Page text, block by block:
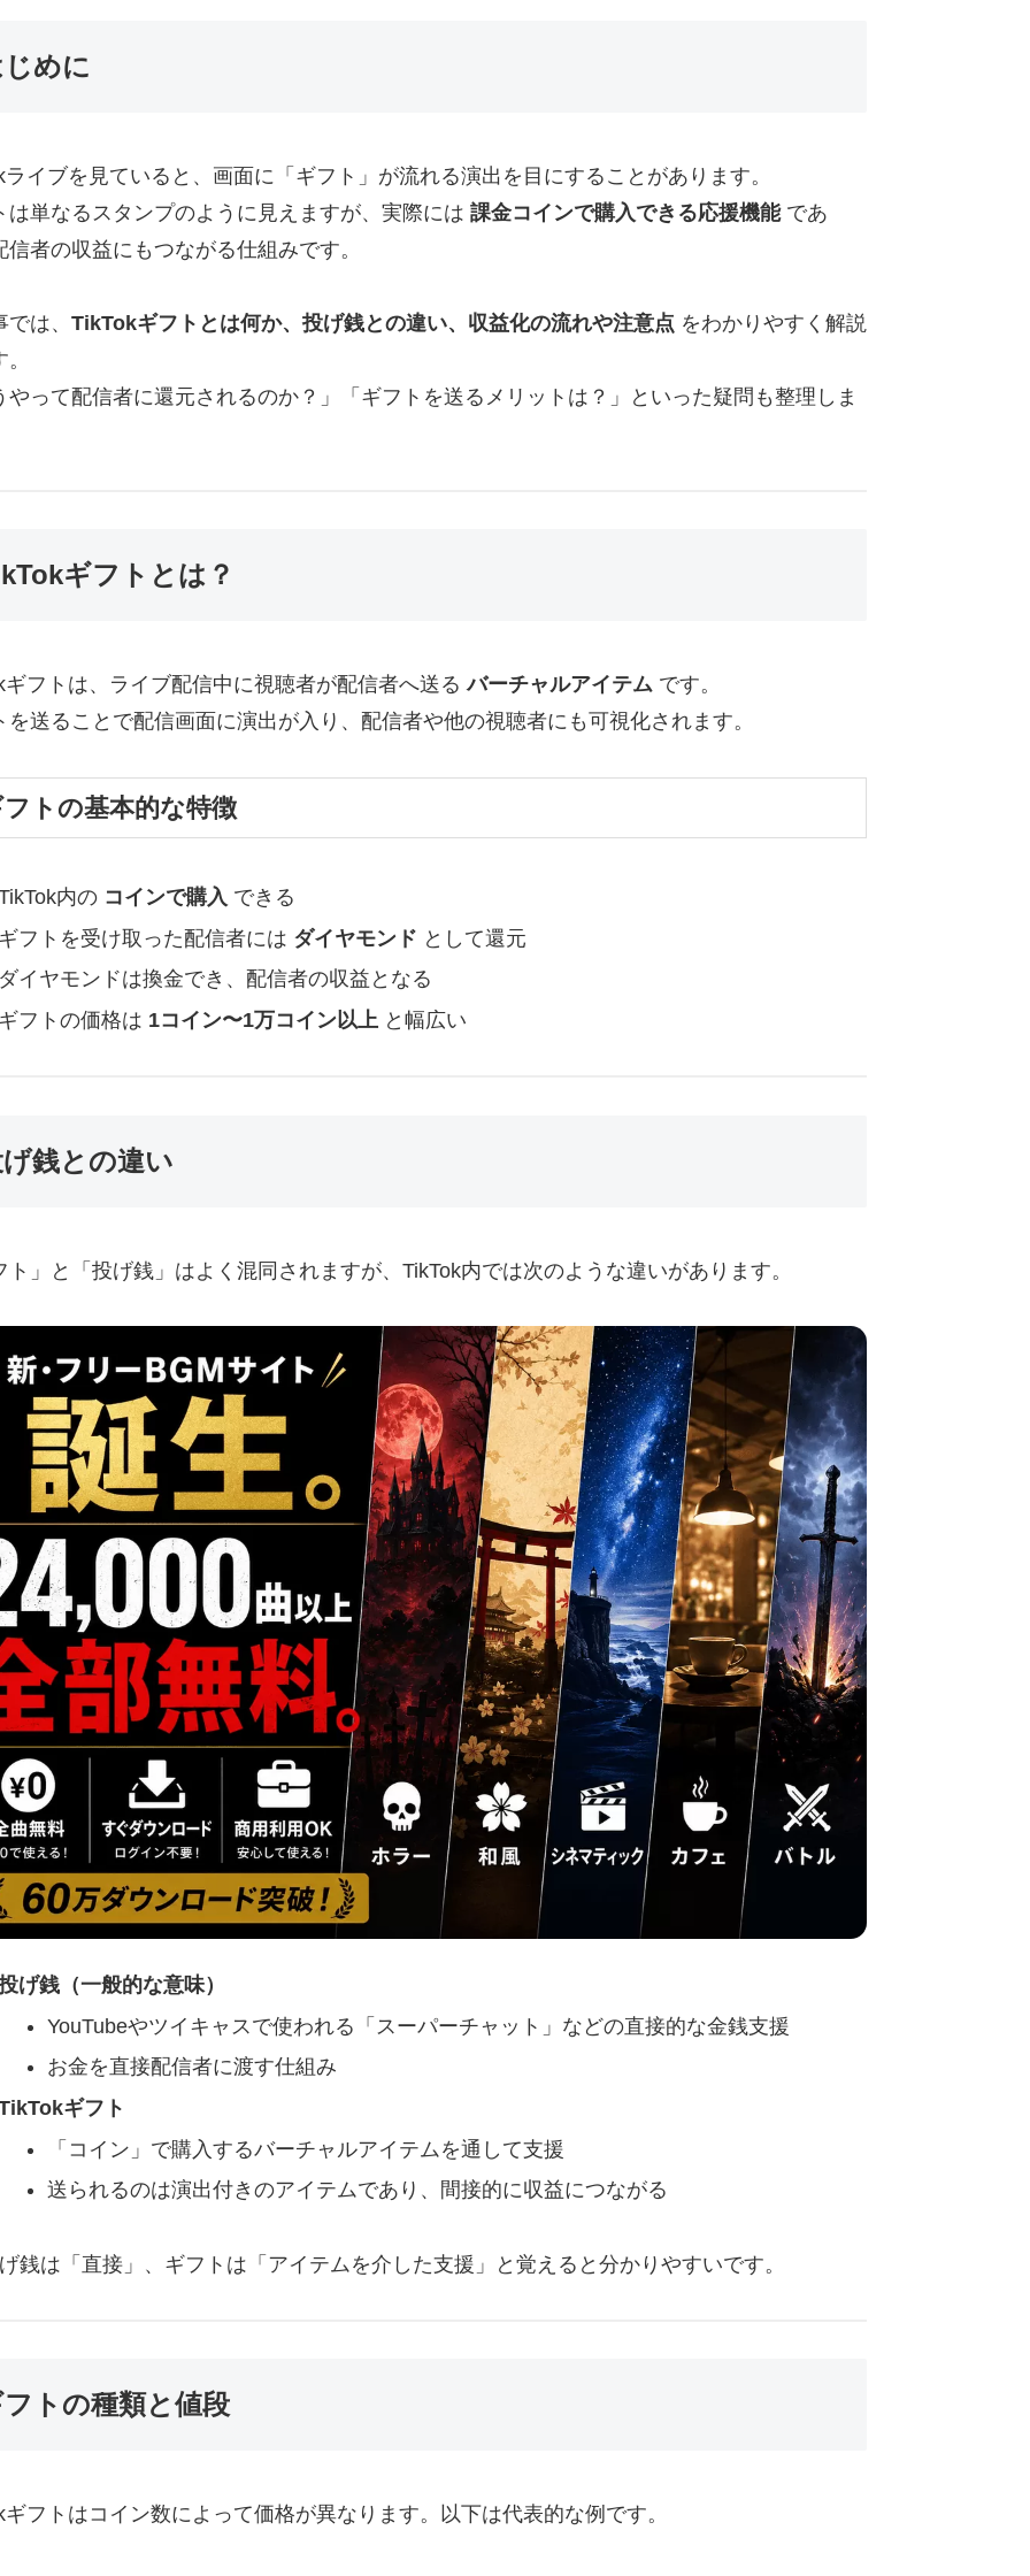
めに
ライブを見ていると、画面に「ギフト」が流れる演出を目にすることがあります。
は単なるスタンプのように見えますが、実際には 課金コインで購入できる応援機能であ
信者の収益にもつながる仕組みです。
は、 TikTokギフトとは何か、投げ銭との違い、収益化の流れや注意点 をわかりやすく解説
やって配信者に還元されるのか？」「ギフトを送るメリットは？」といった疑問も整理しま
ギフトとは？
ギフトは、ライブ配信中に視聴者が配信者へ送るバーチャルアイテム です。
を送ることで配信画面に演出が入り、配信者や他の視聴者にも可視化されます。
トの基本的な特徴
内の コインで購入 できる
フトを受け取った配信者には ダイヤモンド として還元
イヤモンドは換金でき、配信者の収益となる
フトの価格は 1コイン〜1万コイン以上 と幅広い
銭との違い
ト」と「投げ銭」はよく混同されますが、TikTok内では次のような違いがあります。
げ銭（一般的な意味）
YouTubeやツイキャスで使われる「スーパーチャット」などの直接的な金銭支援
お金を直接配信者に渡す仕組み
ギフト
「コイン」で購入するバーチャルアイテムを通して支援
送られるのは演出付きのアイテムであり、間接的に収益につながる
銭は「直接」、ギフトは「アイテムを介した支援」と覚えると分かりやすいです。
トの種類と値段
ギフトはコイン数によって価格が異なります。以下は代表的な例です。